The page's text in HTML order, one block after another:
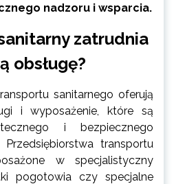
nadzoru i wsparcia.
zatrudnia
obsługę?
sanitarnego oferują
i wyposażenie, które są
i bezpiecznego
transportu
w specjalistyczny
pogotowia czy specjalne